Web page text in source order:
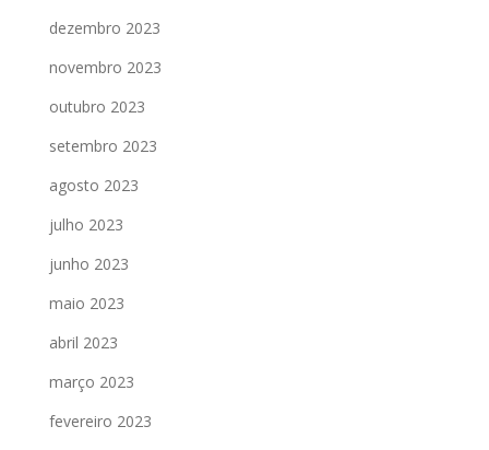
dezembro 2023
novembro 2023
outubro 2023
setembro 2023
agosto 2023
julho 2023
junho 2023
maio 2023
abril 2023
março 2023
fevereiro 2023